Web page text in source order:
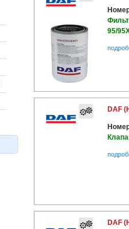
95/
DAF
DAF